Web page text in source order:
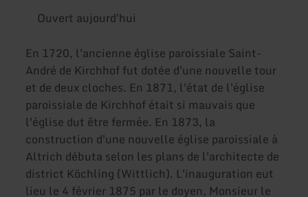
Ouvert aujourd'hui
En 1720, l'ancienne église paroissiale Saint-
André de Kirchhof fut dotée d'une nouvelle tour
et de deux cloches. En 1871, l'état de l'église
paroissiale de Kirchhof était si mauvais que
l'église dut être fermée. En 1873, la
construction d'une nouvelle église paroissiale à
Altrich débuta selon les plans de l'architecte de
district Köchling (Wittlich). L'inauguration eut
lieu le 4 février 1875 par le doyen, Monsieur le